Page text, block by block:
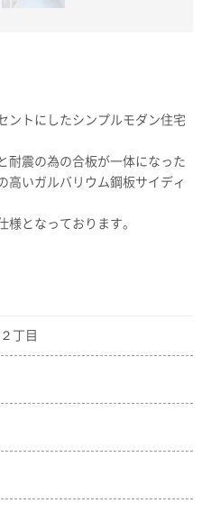
ントにしたシンプルモダン住宅
耐震の為の合板が一体になった
高いガルバリウム鋼板サイディ
様となっております。
丁目